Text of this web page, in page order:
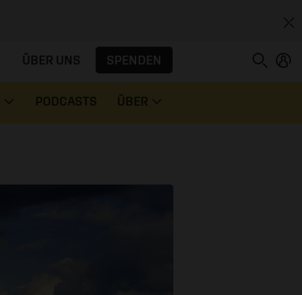
ÜBER UNS SPENDEN
PODCASTS ÜBER